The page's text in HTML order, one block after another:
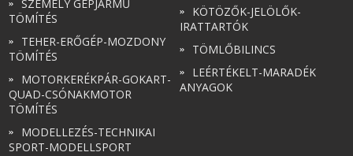
SZEMÉLY GÉPJÁRMŰ
TÖMÍTÉS
TEHER-ERŐGÉP-MOZDONY
TÖMÍTÉS
MOTORKERÉKPÁR-GOKART-
QUAD-CSÓNAKMOTOR
TÖMÍTÉS
MODELLEZÉS-TECHNIKAI
SPORT-MODELLSPORT
KÖTÖZŐK-JELÖLŐK-
IRATTARTÓK
TÖMLŐBILINCS
LEÉRTÉKELT-MARADÉK
ANYAGOK